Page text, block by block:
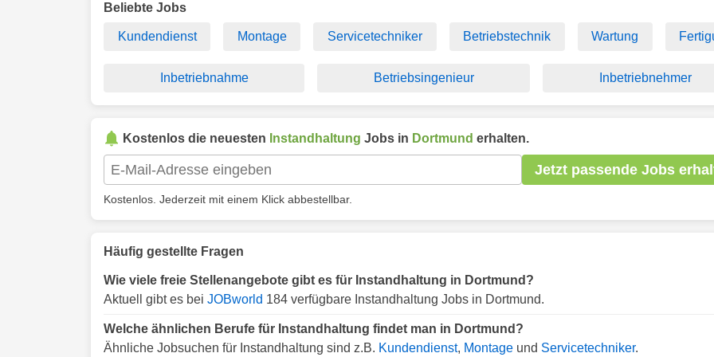
Beliebte Jobs
Kundendienst Montage Servicetechniker Betriebstechnik Wartung
Inbetriebnahme Betriebsingenieur Inbetriebnehmer
Kostenlos die neuesten Instandhaltung Jobs in Dortmund erhalten.
Jetzt passende Jobs
Kostenlos. Jederzeit mit einem Klick abbestellbar.
Häufig gestellte Fragen
Wie viele freie Stellenangebote gibt es für Instandhaltung in Dortmund?
Aktuell gibt es bei JOBworld 184 verfügbare Instandhaltung Jobs in Dortmund.
Welche ähnlichen Berufe für Instandhaltung findet man in Dortmund?
Ähnliche Jobsuchen für Instandhaltung sind z.B. Kundendienst, Montage und Servicetechniker.